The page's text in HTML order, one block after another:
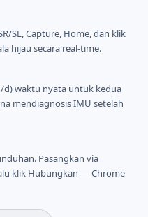
SL, Capture, Home, dan klik
hijau secara real-time.
d) waktu nyata untuk kedua
mendiagnosis IMU setelah
Pasangkan via
klik Hubungkan — Chrome